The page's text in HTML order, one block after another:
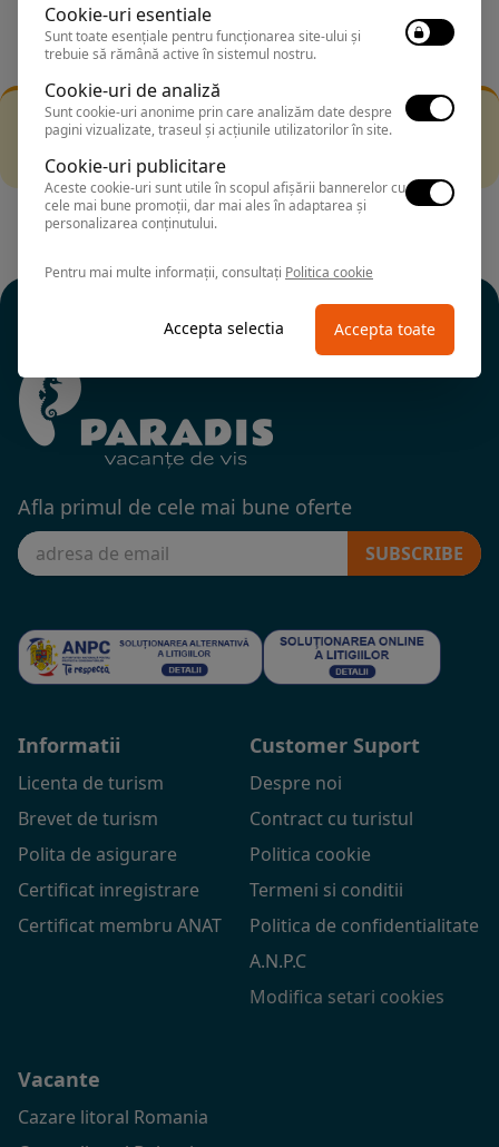
Filtrarea nu a returnat niciun rezultat
Incearca sa folosesti o cautarea mai generala sau alege
alte fitre.
Afla primul de cele mai bune oferte
SUBSCRIBE
Informatii
Licenta de turism
Brevet de turism
Polita de asigurare
Certificat inregistrare
Certificat membru ANAT
Customer Suport
Despre noi
Contract cu turistul
Politica cookie
Termeni si conditii
Politica de confidentialitate
A.N.P.C
Modifica setari cookies
Vacante
Cazare litoral Romania
Cookie-uri esentiale
Sunt toate esențiale pentru funcționarea site-ului și
trebuie să rămână active în sistemul nostru.
Cookie-uri de analiză
Sunt cookie-uri anonime prin care analizăm date despre
pagini vizualizate, traseul și acțiunile utilizatorilor în site.
Cookie-uri publicitare
Aceste cookie-uri sunt utile în scopul afișării bannerelor cu
cele mai bune promoții, dar mai ales în adaptarea și
personalizarea conținutului.
Pentru mai multe informații, consultați Politica cookie
Accepta selectia Accepta toate